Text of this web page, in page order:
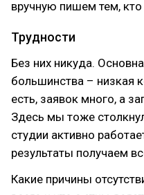
вручную пишем тем, кто
Трудности
Без них никуда.
большинства – низкая
есть, заявок много, а
Здесь мы тоже
студии активно
результаты получаем
Какие причины